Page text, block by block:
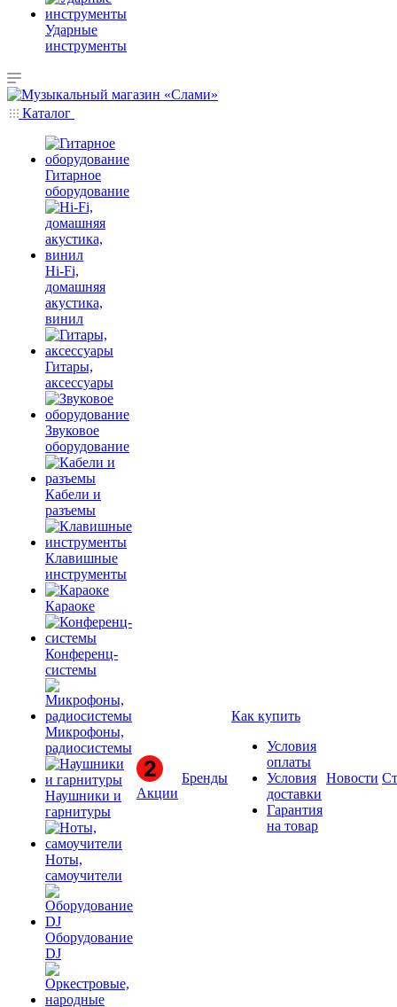
Ударные
инструменты
Каталог
Гитарное
оборудование
Hi-Fi,
домашняя
акустика,
винил
Гитары,
аксессуары
Звуковое
оборудование
Кабели и
разъемы
Клавишные
инструменты
Караоке
Конференц-
системы
Микрофоны,
радиосистемы
Наушники и
гарнитуры
Ноты,
самоучители
Оборудование
DJ
Акции
Бренды
Как купить
Условия
оплаты
Условия
доставки
Гарантия
на товар
Новости